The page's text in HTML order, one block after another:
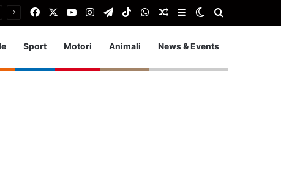
FacebookYou TubeInstagram
TelegramTikTokWhatsApp
Articolo Random
Barra laterale
Cambia aspetto
Sport Motori Animali News & Events